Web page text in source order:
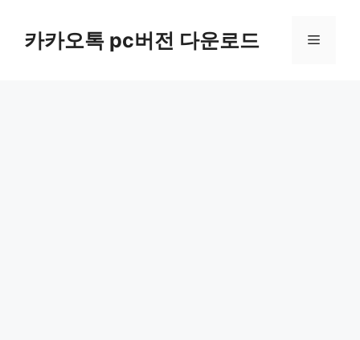
카카오톡 pc버전 다운로드 메